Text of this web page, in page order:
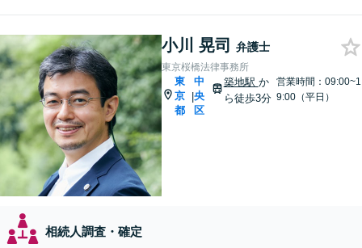
小川 晃司 弁護士
東京桜橋法律事務所
東
京
都
|
中
央
区
築地駅 か
ら徒歩3分
営業時間：09:00~1
9:00（平日）
相続人調査・確定